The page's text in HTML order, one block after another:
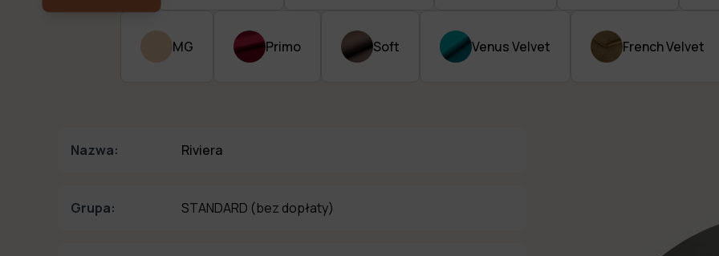
MG Primo Soft Venus Velvet French Velvet
Nazwa: Riviera
Grupa: STANDARD (bez dopłaty)